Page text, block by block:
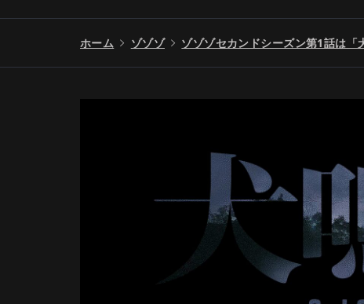
ホーム ゾゾゾ ゾゾゾセカンドシーズン第1話は